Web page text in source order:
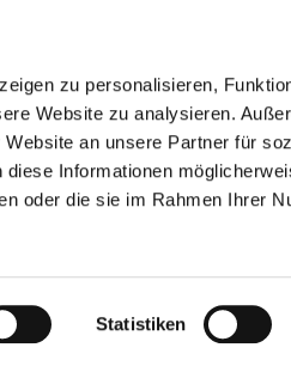
zu personalisieren,
Website zu analysieren.
an unsere Partner für
Informationen
oder die sie im Rahmen Ihrer
Statistiken
Mitte · Yorckstr. 88C, 10965 Berlin
Kontaktinformationen Impressum